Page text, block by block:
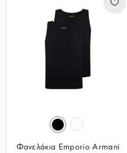
Φανελάκια Emporio Armani